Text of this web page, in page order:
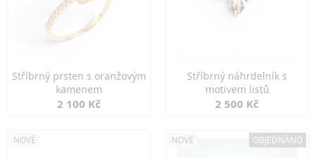
Stříbrný prsten s oranžovým
kamenem
2 100 Kč
Stříbrný náhrdelník s
motivem listů
2 500 Kč
NOVÉ NOVÉ OBJEDNÁNO